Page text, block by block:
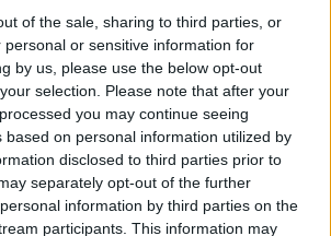
of the sale, sharing to third parties, or
personal or sensitive information for
by us, please use the below opt-out
selection. Please note that after your
you may continue seeing
based on personal information utilized by
disclosed to third parties prior to
separately opt-out of the further
information by third parties on the
participants. This information may
Η Jamie Lee Komoroski, με αλκοόλ
πάνω στο golf cart των νεόνυμφων στο
Folly Beach - τώρα νέο υλικό από το
αστυνομικό τμήμα αποκαλύπτει τη
συμπεριφορά της λίγο μετά τη μοιραία
σύγκρουση
Τροχαίο στις Σέρρες: «Έχασα τη
γυναίκα και το παιδί μου, τα
έχασα όλα» ‑ Ο πόνος του